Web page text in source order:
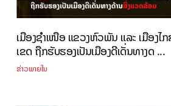
ເມືອງຊຳເໜືອ ແຂວງຫົວພັນ ແລະ ເມືອງໄ
ເຂດ ຖືກຮັບຮອງເປັນເມືອງດີເດັ່ນທາງດ ...
ຂ່າວພາຍໃນ